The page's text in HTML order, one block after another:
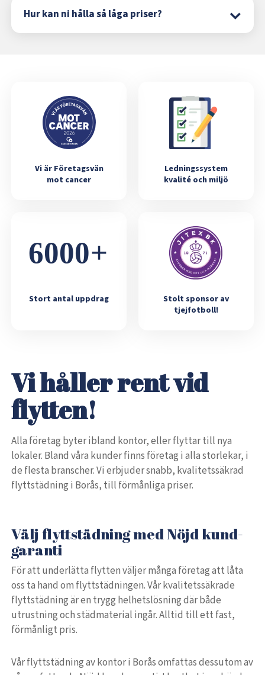
Hur kan ni hålla så låga priser?
Vi är Företagsvän
mot cancer
Ledningssystem
kvalité och miljö
Stort antal uppdrag
Stolt sponsor av
tjejfotboll!
Vi håller rent vid
flytten!
Alla företag byter ibland kontor, eller flyttar till nya
lokaler. Bland våra kunder finns företag i alla storlekar, i
de flesta branscher. Vi erbjuder snabb, kvalitetssäkrad
flyttstädning i Borås, till förmånliga priser.
Välj flyttstädning med Nöjd kund-
garanti
För att underlätta flytten väljer många företag att låta
oss ta hand om flyttstädningen. Vår kvalitetssäkrade
flyttstädning är en trygg helhetslösning där både
utrustning och städmaterial ingår. Alltid till ett fast,
förmånligt pris.
Vår flyttstädning av kontor i Borås omfattas dessutom av